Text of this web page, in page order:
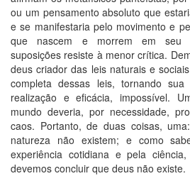
ou um pensamento absoluto que
e se manifestaria pelo movimento e
que nascem e morrem em seu
suposições resiste à menor crítica.
deus criador das leis naturais e
completa dessas leis, tornando
realização e eficácia, impossível.
mundo deveria, por necessidade,
caos. Portanto, de duas coisas,
natureza não existem; e como
experiência cotidiana e pela
devemos concluir que deus não existe.